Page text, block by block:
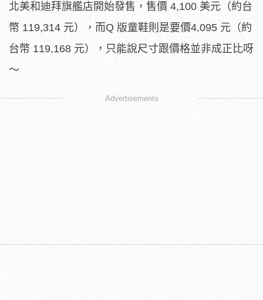
北美和迪拜旗艦店開始發售，售價 4,100 美元（約台
幣 119,314 元），而Q 版童鞋則是要價4,095 元（約
台幣 119,168 元），只能說尺寸跟價格並非成正比呀
～
Advertisements